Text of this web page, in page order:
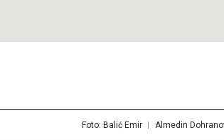
Foto: Balić Emir ︱ Almedin